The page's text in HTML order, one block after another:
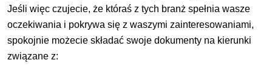
Jeśli więc czujecie, że któraś z tych branż spełnia wasze
oczekiwania i pokrywa się z waszymi zaintereso­waniami,
spokojnie możecie składać swoje dokumenty na kierunki
związane z: